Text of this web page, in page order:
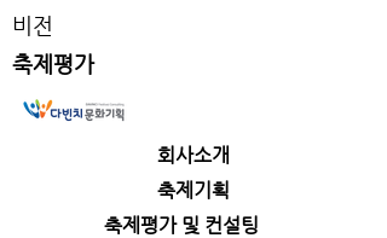
비전
축제평가
회사소개
​축제기획
​축제평가 및 컨설팅